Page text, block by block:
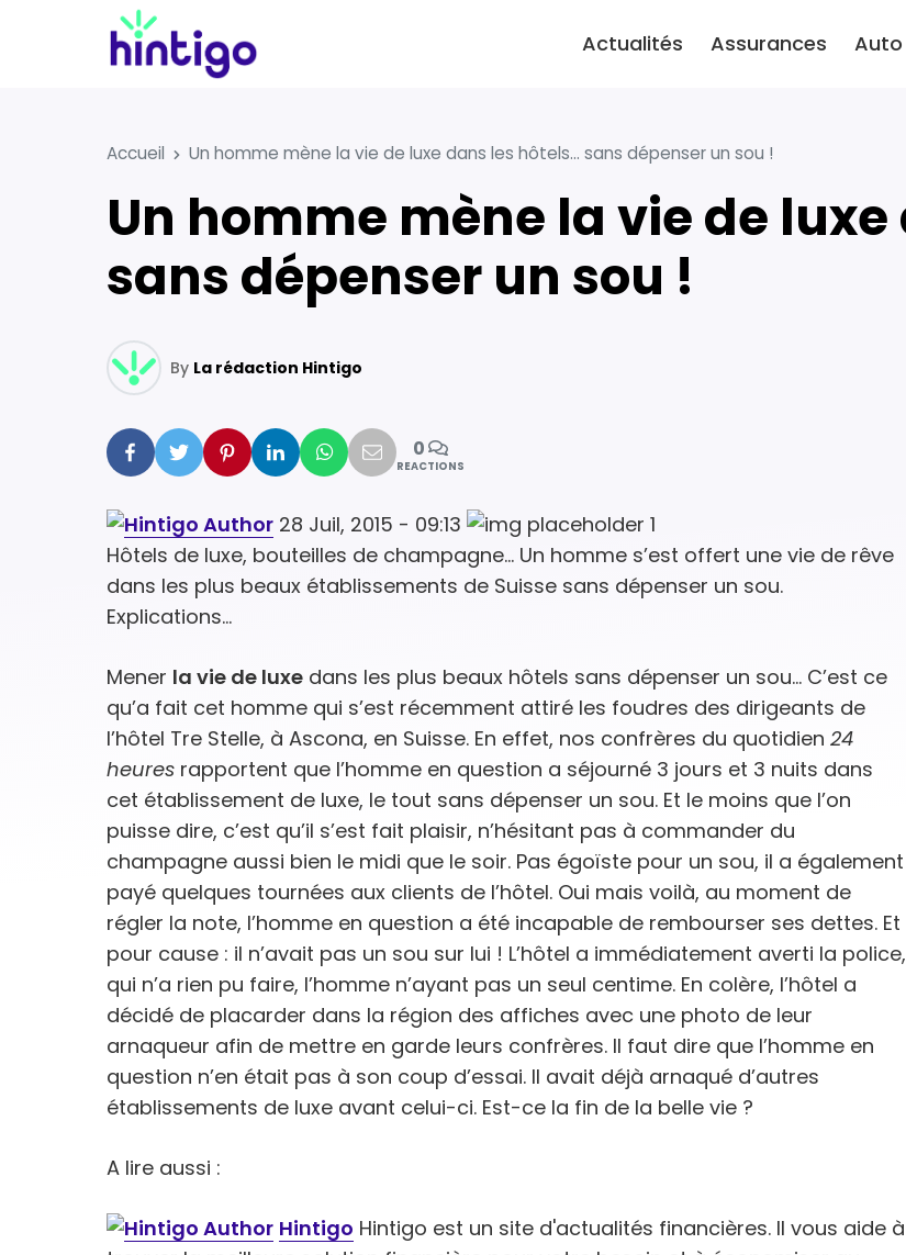
Actualités Assurances Auto
Accueil Un homme mène la vie de luxe dans les hôtels… sans dépenser un sou !
Un homme mène la vie de luxe dans les hôtels…
sans dépenser un sou !
By La rédaction Hintigo
Facebook
Twitter PinterestLinkedinWhatsapp
Mail0
REACTIONS
28 Juil, 2015 - 09:13
Hôtels de luxe, bouteilles de champagne… Un homme s’est offert une vie de rêve
dans les plus beaux établissements de Suisse sans dépenser un sou.
Explications…
Mener la vie de luxe dans les plus beaux hôtels sans dépenser un sou… C’est ce
qu’a fait cet homme qui s’est récemment attiré les foudres des dirigeants de
l’hôtel Tre Stelle, à Ascona, en Suisse. En effet, nos confrères du quotidien 24
heures rapportent que l’homme en question a séjourné 3 jours et 3 nuits dans
cet établissement de luxe, le tout sans dépenser un sou. Et le moins que l’on
puisse dire, c’est qu’il s’est fait plaisir, n’hésitant pas à commander du
champagne aussi bien le midi que le soir. Pas égoïste pour un sou, il a également
payé quelques tournées aux clients de l’hôtel. Oui mais voilà, au moment de
régler la note, l’homme en question a été incapable de rembourser ses dettes. Et
pour cause : il n’avait pas un sou sur lui ! L’hôtel a immédiatement averti la police,
qui n’a rien pu faire, l’homme n’ayant pas un seul centime. En colère, l’hôtel a
décidé de placarder dans la région des affiches avec une photo de leur
arnaqueur afin de mettre en garde leurs confrères. Il faut dire que l’homme en
question n’en était pas à son coup d’essai. Il avait déjà arnaqué d’autres
établissements de luxe avant celui-ci. Est-ce la fin de la belle vie ?
A lire aussi :
Hintigo Hintigo est un site d'actualités financières. Il vous aide à